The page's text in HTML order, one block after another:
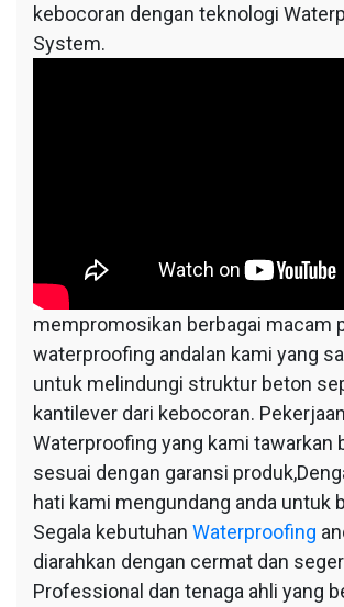
kebocoran dengan teknologi
System.
mempromosikan berbagai macam
waterproofing andalan kami yang
untuk melindungi struktur beton
kantilever dari kebocoran.
Waterproofing yang kami tawarkan
sesuai dengan garansi
hati kami mengundang anda untuk
Segala kebutuhan Waterproofing
diarahkan dengan cermat dan
Professional dan tenaga ahli yang